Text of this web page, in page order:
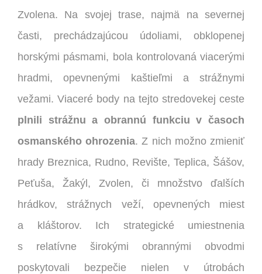
Zvolena. Na svojej trase, najmä na severnej
časti, prechádzajúcou údoliami, obklopenej
horskými pásmami, bola kontrolovaná viacerými
hradmi, opevnenými kaštieľmi a strážnymi
vežami. Viaceré body na tejto stredovekej ceste
plnili strážnu a obrannú funkciu v časoch
osmanského ohrozenia. Z nich možno zmieniť
hrady Breznica, Rudno, Revište, Teplica, Šášov,
Peťuša, Žakýl, Zvolen, či množstvo ďalších
hrádkov, strážnych veží, opevnených miest
a kláštorov. Ich strategické umiestnenia
s relatívne širokými obrannými obvodmi
poskytovali bezpečie nielen v útrobách